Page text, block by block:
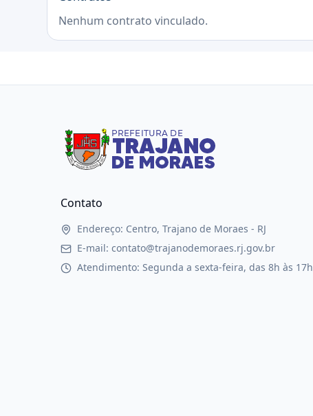
Nenhum contrato vinculado.
Contato
Endereço: Centro, Trajano de Moraes - RJ
E-mail: contato@trajanodemoraes.rj.gov.br
Atendimento: Segunda a sexta-feira, das 8h às 17h